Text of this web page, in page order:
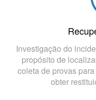
Investigação do
propósito de
coleta de provas
obter